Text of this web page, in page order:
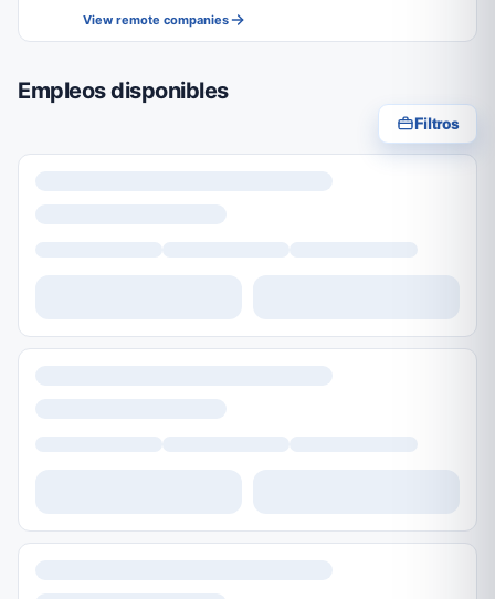
View remote companies
Empleos disponibles
Filtros